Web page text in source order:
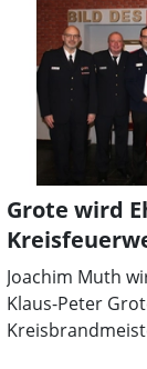
Grote wird
Joachim Muth
Klaus-Peter